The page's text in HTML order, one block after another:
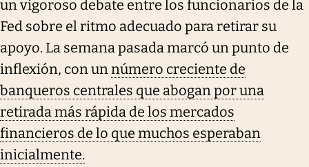
un vigoroso debate entre los funcionarios de la
Fed sobre el ritmo adecuado para retirar su
apoyo. La semana pasada marcó un punto de
inflexión, con unnúmero creciente de
banqueros centrales que abogan por una
retirada más rápida de los mercados
financieros de lo que muchos esperaban
inicialmente.